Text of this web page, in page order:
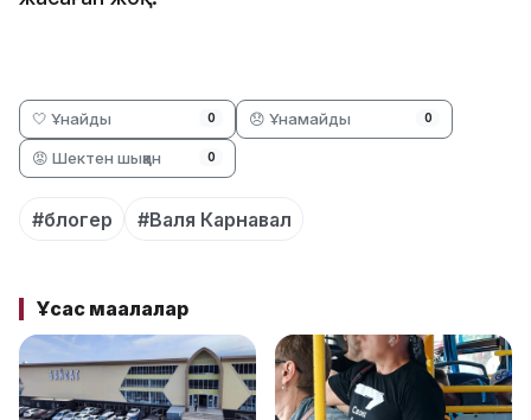
🤍 Ұнайды 0 😞 Ұнамайды 0
😡 Шектен шыққан 0
#блогер #Валя Карнавал
Ұқсас мақалалар